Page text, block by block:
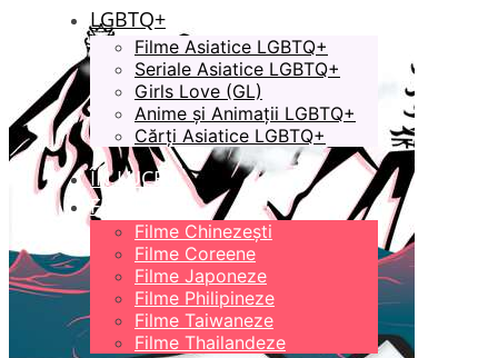
LGBTQ+
Filme Asiatice LGBTQ+
Seriale Asiatice LGBTQ+
Girls Love (GL)
Anime și Animații LGBTQ+
Cărți Asiatice LGBTQ+
ÎN LUCRU
FILME
Filme Chinezești
Filme Coreene
Filme Japoneze
Filme Philipineze
Filme Taiwaneze
Filme Thailandeze